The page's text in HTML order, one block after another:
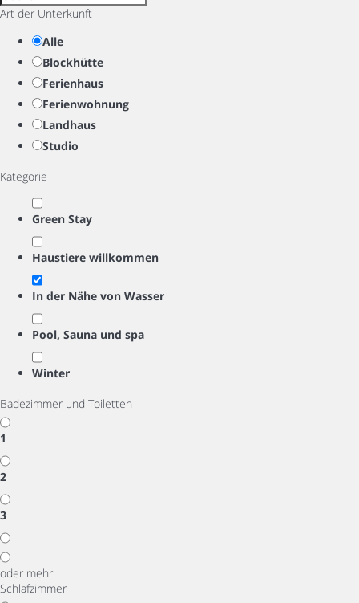
Art der Unterkunft
Alle
Blockhütte
Ferienhaus
Ferienwohnung
Landhaus
Studio
Kategorie
Green Stay
Haustiere willkommen
In der Nähe von Wasser
Pool, Sauna und spa
Winter
Badezimmer und Toiletten
1
2
3
oder mehr
Schlafzimmer